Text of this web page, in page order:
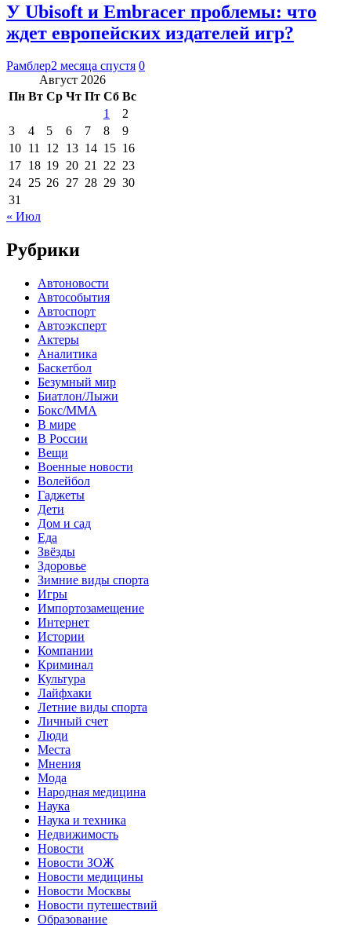
У Ubisoft и Embracer проблемы: что
ждет европейских издателей игр?
Рамблер2 месяца спустя 0
Август 2026
Пн Вт Ср Чт Пт Сб Вс
1
2
3
4 5 6 7 8
9
10 11 12 13 14 15 16
17 18 19 20 21 22 23
24 25 26 27 28 29 30
31
« Июл
Рубрики
Автоновости
Автособытия
Автоспорт
Автоэксперт
Актеры
Аналитика
Баскетбол
Безумный мир
Биатлон/Лыжи
Бокс/MMA
В мире
В России
Вещи
Военные новости
Волейбол
Гаджеты
Дети
Дом и сад
Еда
Звёзды
Здоровье
Зимние виды спорта
Игры
Импортозамещение
Интернет
Истории
Компании
Криминал
Культура
Лайфхаки
Летние виды спорта
Личный счет
Люди
Места
Мнения
Мода
Народная медицина
Наука
Наука и техника
Недвижимость
Новости
Новости ЗОЖ
Новости медицины
Новости Москвы
Новости путешествий
Образование